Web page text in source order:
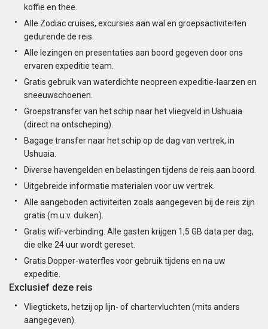
koffie en thee.
Alle Zodiac cruises, excursies aan wal en groepsactiviteiten
gedurende de reis.
Alle lezingen en presentaties aan boord gegeven door ons
ervaren expeditie team.
Gratis gebruik van waterdichte neopreen expeditie-laarzen en
sneeuwschoenen.
Groepstransfer van het schip naar het vliegveld in Ushuaia
(direct na ontscheping).
Bagage transfer naar het schip op de dag van vertrek, in
Ushuaia.
Diverse havengelden en belastingen tijdens de reis aan boord.
Uitgebreide informatie materialen voor uw vertrek.
Alle aangeboden activiteiten zoals aangegeven bij de reis zijn
gratis (m.u.v. duiken).
Gratis wifi-verbinding. Alle gasten krijgen 1,5 GB data per dag,
die elke 24 uur wordt gereset.
Gratis Dopper-waterfles voor gebruik tijdens en na uw
expeditie.
Exclusief deze reis
Vliegtickets, hetzij op lijn- of chartervluchten (mits anders
aangegeven).